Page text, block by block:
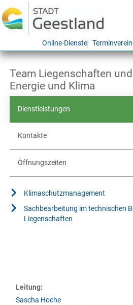
Online-Dienste
Team Liegenschaften
Energie und Klima
Dienstleistungen
Kontakte
Öffnungszeiten
Klimaschutzmanagement
Sachbearbeitung im technischen
Liegenschaften
Leitung:
Sascha Hoche